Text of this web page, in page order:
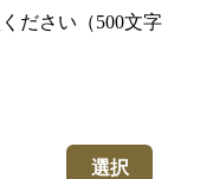
ださい（500文字
選択